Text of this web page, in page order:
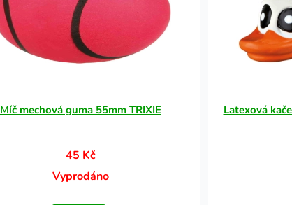
Míč mechová guma 55mm TRIXIE
45 Kč
Vyprodáno
Latexová